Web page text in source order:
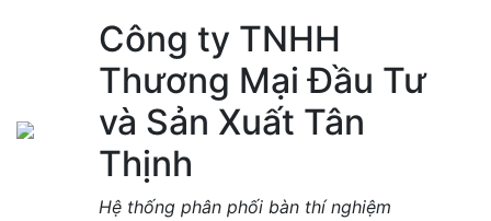
Công ty TNHH
Thương Mại Đầu Tư
và Sản Xuất Tân
Thịnh
Hệ thống phân phối bàn thí nghiệm